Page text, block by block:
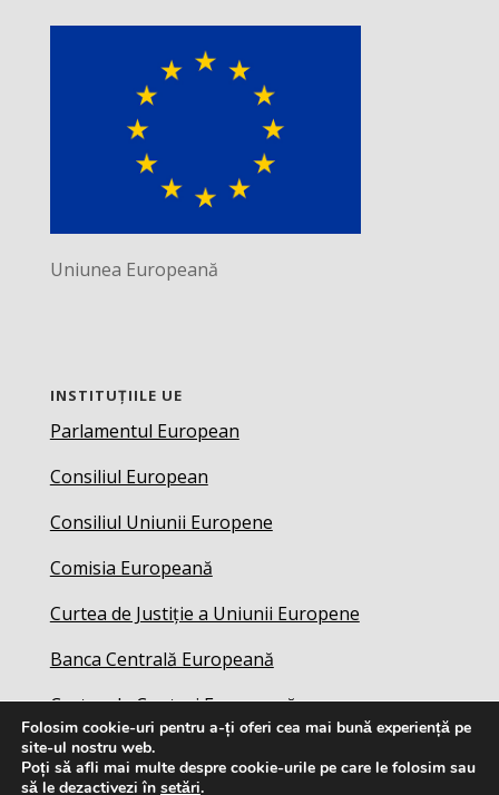
Uniunea Europeană
INSTITUȚIILE UE
Parlamentul European
Consiliul European
Consiliul Uniunii Europene
Comisia Europeană
Curtea de Justiție a Uniunii Europene
Banca Centrală Europeană
Curtea de Conturi Europeană
Serviciul European de Acțiune Externă
Folosim cookie-uri pentru a-ți oferi cea mai bună experiență pe
site-ul nostru web.
Poți să afli mai multe despre cookie-urile pe care le folosim sau
să le dezactivezi în setări.